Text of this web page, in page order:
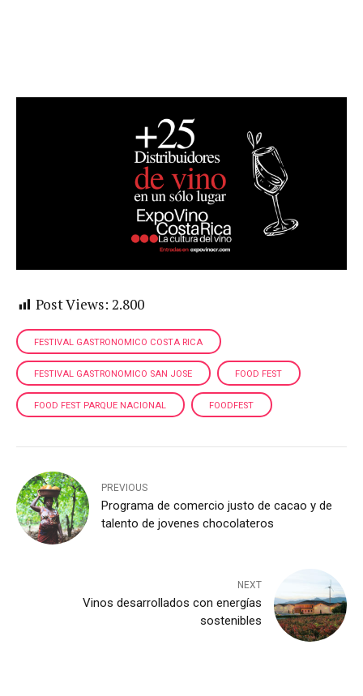
Post Views: 2.800
FESTIVAL GASTRONOMICO COSTA RICA
FESTIVAL GASTRONOMICO SAN JOSE FOOD FEST
FOOD FEST PARQUE NACIONAL FOODFEST
PREVIOUS
Programa de comercio justo de cacao y de
talento de jovenes chocolateros
NEXT
Vinos desarrollados con energías
sostenibles